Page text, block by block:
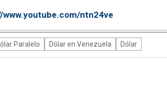
www.youtube.com/ntn24ve
Paralelo Dólar en Venezuela Dólar